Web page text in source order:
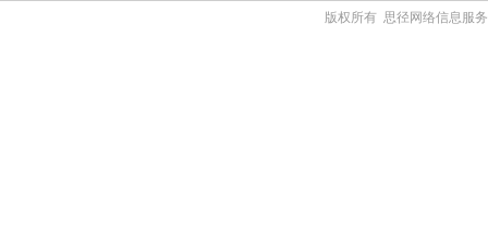
版权所有 思径网络信息服